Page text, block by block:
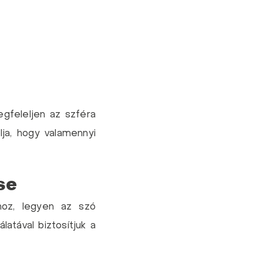
az szféra
hogy valamennyi
legyen az szó
biztosítjuk a